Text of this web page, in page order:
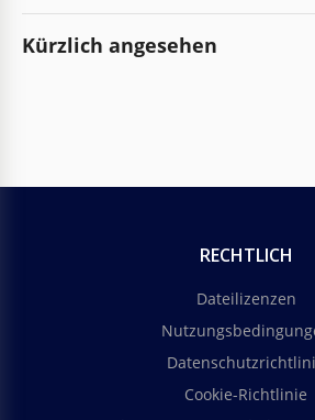
Kürzlich angesehen
RECHTLICH
Dateilizenzen
Cookie-Richtlinie